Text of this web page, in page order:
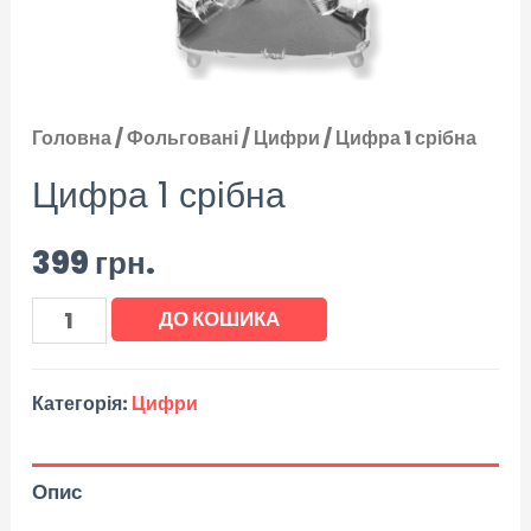
Головна/Фольговані/Цифри/ Цифра 1 срібна
Цифра 1 срібна
399грн.
ДО КОШИКА
Категорія: Цифри
Опис